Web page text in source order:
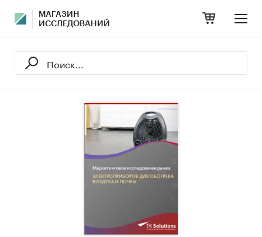
МАГАЗИН
ИССЛЕДОВАНИЙ